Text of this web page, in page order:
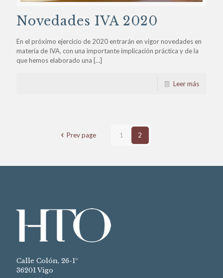
Novedades IVA 2020
En el próximo ejercicio de 2020 entrarán en vigor novedades en
materia de IVA, con una importante implicación práctica y de la
que hemos elaborado una […]
Leer más
Prev page 1 2
Calle Colón, 26-1º
36201 Vigo